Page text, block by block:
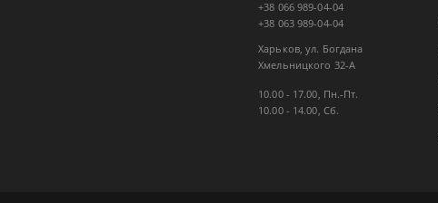
+38 066 989-04-04
+38 063 989-04-04
Харьков, ул. Богдана
Хмельницкого 32-А
10.00 - 17.00, Пн.-Пт.
10.00 - 14.00, Сб.